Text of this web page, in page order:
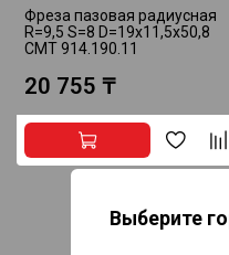
Выберите
Фреза пазовая радиусная
R=9,5 S=8 D=19x11,5x50,8
CMT 914.190.11
20 755 ₸